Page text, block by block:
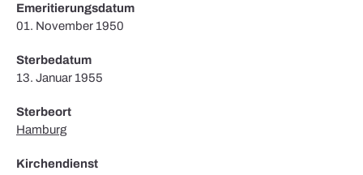
Emeritierungsdatum
01. November 1950
Sterbedatum
13. Januar 1955
Sterbeort
Hamburg
Kirchendienst